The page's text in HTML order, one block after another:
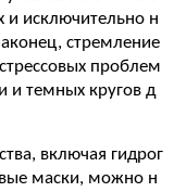
и исключительно н
стремление
проблем
и темных кругов д
включая гидрог
маски, можно н